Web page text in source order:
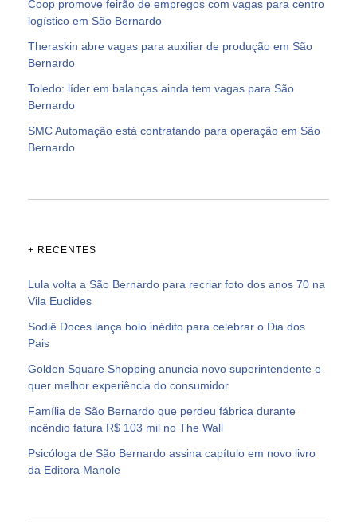
Coop promove feirão de empregos com vagas para centro
logístico em São Bernardo
Theraskin abre vagas para auxiliar de produção em São
Bernardo
Toledo: líder em balanças ainda tem vagas para São
Bernardo
SMC Automação está contratando para operação em São
Bernardo
+ RECENTES
Lula volta a São Bernardo para recriar foto dos anos 70 na
Vila Euclides
Sodiê Doces lança bolo inédito para celebrar o Dia dos
Pais
Golden Square Shopping anuncia novo superintendente e
quer melhor experiência do consumidor
Família de São Bernardo que perdeu fábrica durante
incêndio fatura R$ 103 mil no The Wall
Psicóloga de São Bernardo assina capítulo em novo livro
da Editora Manole